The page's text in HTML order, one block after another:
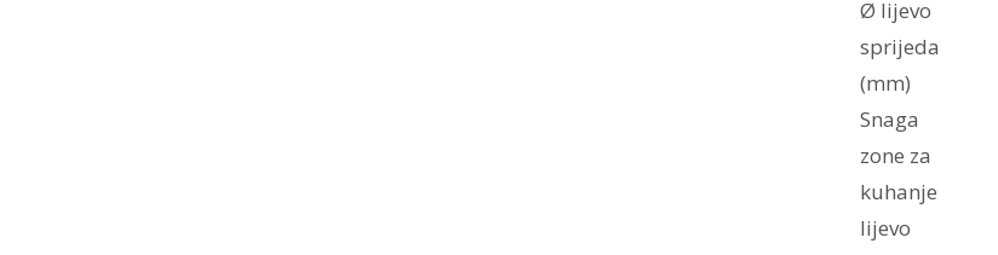
Ø lijevo
sprijeda
(mm)
Snaga
zone za
kuhanje
lijevo